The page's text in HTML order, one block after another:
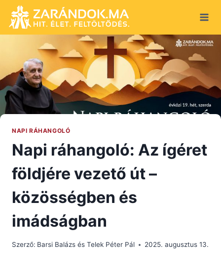
content
NAPI RÁHANGOLÓ
Napi ráhangoló: Az ígéret
földjére vezető út –
közösségben és
imádságban
Szerző: Barsi Balázs és Telek Péter Pál 2025. augusztus 13.